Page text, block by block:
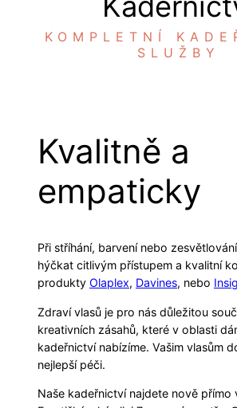
KOMPLETNÍ
SLUŽBY
Kvalitně a
empaticky
Při stříhání, barvení nebo
hýčkat citlivým přístupem a kvalitní
produkty Olaplex, Davines, nebo
Zdraví vlasů je pro nás důležitou
kreativních zásahů, které v oblasti
kadeřnictví nabízíme. Vašim vlasům
nejlepší péči.
Naše kadeřnictví najdete nově přímo